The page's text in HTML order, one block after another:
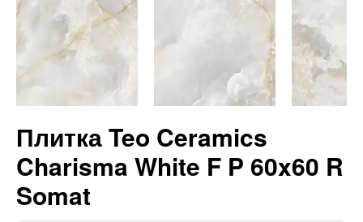
Плитка Teo Ceramics
Charisma White F P 60x60 R
Somat